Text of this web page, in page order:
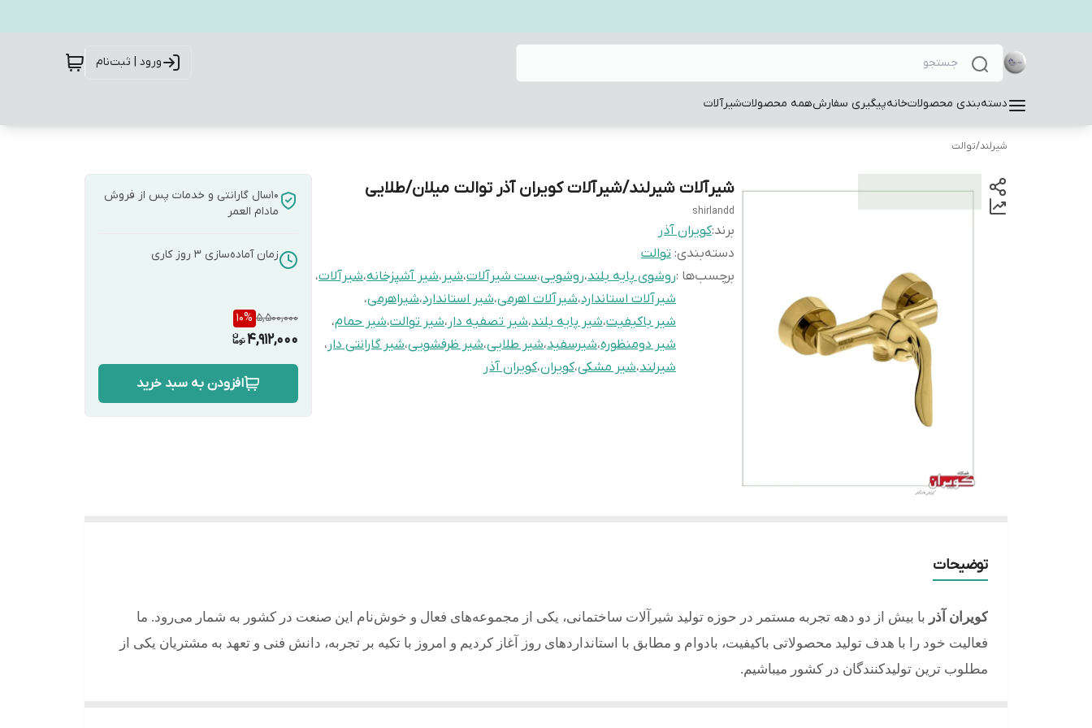
ورود | ثبت‌نام
دسته‌بندی محصولاتخانهپیگیری سفارشهمه محصولاتشیرآلات
شیرلند/توالت
شیرآلات شیرلند/شیرآلات کویران آذر توالت میلان/طلایی
shirlandd
برند:کویران آذر
دسته‌بندی: توالت
برچسب‌ها :روشوی پایه بلند،روشویی،ست شیرآلات،شیر ،شیر آشپزخانه،شیرآلات،
شیرآلات استاندارد،شیرآلات اهرمی،شیر استاندارد،شیراهرمی،
شیر باکیفیت،شیر پایه بلند،شیر تصفیه دار ،شیر توالت،شیر حمام،
شیر دومنظوره،شیرسفید،شیر طلایی،شیر ظرفشویی،شیر گارانتی دار ،
شیرلند،شیر مشکی،کویران،کویران آذر
10سال گارانتی و خدمات پس از فروش
مادام العمر
زمان آماده‌سازی 3 روز کاری
5,500,000
10%
4,912,000
افزودن به سبد خرید
توضیحات
کویران آذر با بیش از دو دهه تجربه مستمر در حوزه تولید شیرآلات ساختمانی، یکی از مجموعه‌های فعال و خوش‌نام این صنعت در کشور به شمار می‌رود. ما
فعالیت خود را با هدف تولید محصولاتی باکیفیت، بادوام و مطابق با استانداردهای روز آغاز کردیم و امروز با تکیه بر تجربه، دانش فنی و تعهد به مشتریان یکی از
مطلوب ترین تولیدکنندگان در کشور میباشیم.